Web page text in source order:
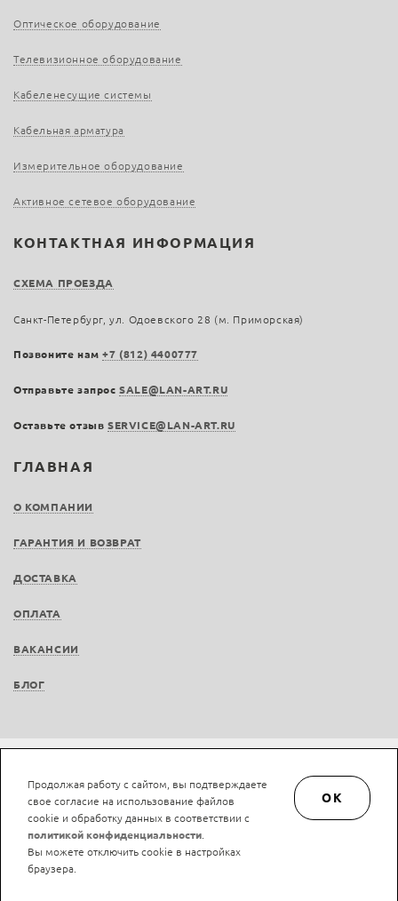
ГЛАВНАЯ
О КОМПАНИИ
ГАРАНТИЯ И ВОЗВРАТ
ДОСТАВКА
ОПЛАТА
ВАКАНСИИ
БЛОГ
Оптическое оборудование
Телевизионное оборудование
Кабеленесущие системы
Кабельная арматура
Измерительное оборудование
Активное сетевое оборудование
КОНТАКТНАЯ ИНФОРМАЦИЯ
СХЕМА ПРОЕЗДА
Санкт-Петербург, ул. Одоевского 28 (м. Приморская)
Позвоните нам+7 (812) 4400777
Отправьте запросSALE@LAN-ART.RU
Оставьте отзыв SERVICE@LAN-ART.RU
Не является публичной офертой © LAN-art.ru, 2013—2026. Все права защищены.
Политика конфиденциальности.
Положение об обработке и защите персональных
данных.
Продолжая работу с сайтом, вы подтверждаете
свое согласие на использование файлов
cookie и обработку данных в соответствии с
политикой конфиденциальности
Вы можете отключить cookie в настройках
браузера.
OK